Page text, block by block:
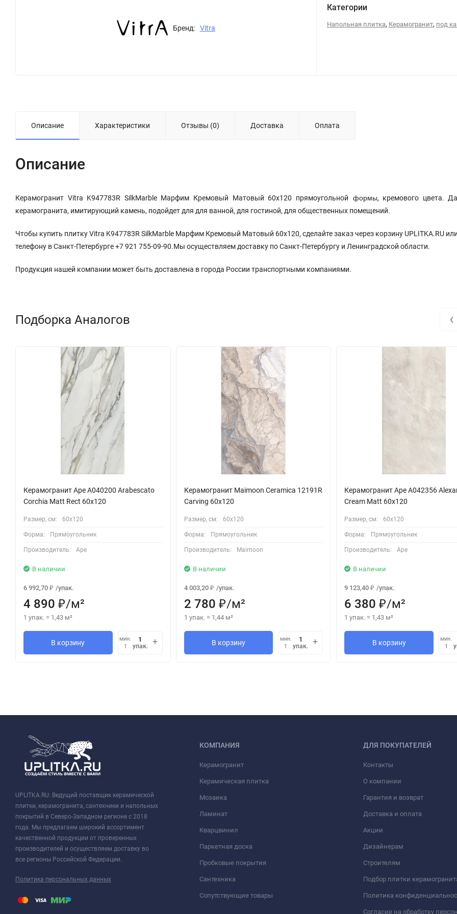
Бренд: Vitra
Категории
Напольная плитка, Керамогранит, под
Описание Характеристики Отзывы (0) Доставка Оплата
Описание
Керамогранит Vitra K947783R SilkMarble Марфим Кремовый Матовый 60x120 прямоугольной формы, кремового цвета.
керамогранита, имитирующий камень, подойдет для для ванной, для гостиной, для общественных помещений.
Чтобы купить плитку Vitra K947783R SilkMarble Марфим Кремовый Матовый 60x120, сделайте заказ через корзину UPLITKA.RU
телефону в Санкт-Петербурге +7 921 755-09-90.Мы осуществляем доставку по Санкт-Петербургу и Ленинградской области.
Продукция нашей компании может быть доставлена в города России транспортными компаниями.
Подборка Аналогов
Керамогранит Ape A040200 Arabescato
Corchia Matt Rect 60x120
Размер, см: 60х120
Форма: Прямоугольник
Производитель: Ape
В наличии
6 992,70 ₽ /упак.
4 890 ₽/м²
1 упак. = 1,43 м²
В корзину
мин.
1
упак.
Керамогранит Maimoon Ceramica 12191R
Carving 60x120
Размер, см: 60х120
Форма: Прямоугольник
Производитель: Maimoon
В наличии
4 003,20 ₽ /упак.
2 780 ₽/м²
1 упак. = 1,44 м²
В корзину
мин.
1
упак.
Керамогранит Ape A042356
Cream Matt 60x120
Размер, см: 60х120
Форма: Прямоугольник
Производитель: Ape
В наличии
9 123,40 ₽ /упак.
6 380 ₽/м²
1 упак. = 1,43 м²
В корзину
мин.
1
‹
UPLITKA.RU: Ведущий поставщик керамической
плитки, керамогранита, сантехники и напольных
покрытий в Северо-Западном регионе с 2018
года. Мы предлагаем широкий ассортимент
качественной продукции от проверенных
производителей и осуществляем доставку во
все регионы Российской Федерации.
Политика персональных данных
КОМПАНИЯ
Керамогранит
Керамическая плитка
Мозаика
Ламинат
Кварцвинил
Паркетная доска
Пробковые покрытия
Сантехника
Сопутствующие товары
ДЛЯ ПОКУПАТЕЛЕЙ
Контакты
О компании
Гарантия и возврат
Доставка и оплата
Акции
Дизайнерам
Строителям
Подбор плитки
Политика
Согласие на обработку